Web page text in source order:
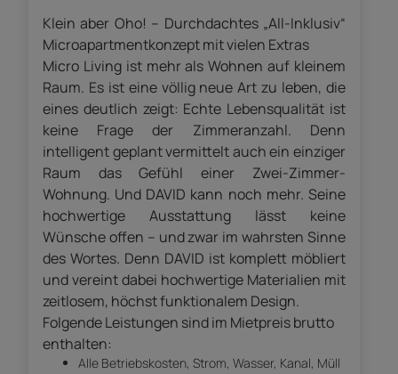
Klein aber Oho! – Durchdachtes „All-Inklusiv“
Microapartmentkonzept mit vielen Extras
Micro Living ist mehr als Wohnen auf kleinem
Raum. Es ist eine völlig neue Art zu leben, die
eines deutlich zeigt: Echte Lebensqualität ist
keine Frage der Zimmeranzahl. Denn
intelligent geplant vermittelt auch ein einziger
Raum das Gefühl einer Zwei-Zimmer-
Wohnung. Und DAVID kann noch mehr. Seine
hochwertige Ausstattung lässt keine
Wünsche offen – und zwar im wahrsten Sinne
des Wortes. Denn DAVID ist komplett möbliert
und vereint dabei hochwertige Materialien mit
zeitlosem, höchst funktionalem Design.
Folgende Leistungen sind im Mietpreis brutto
enthalten:
Alle Betriebskosten, Strom, Wasser, Kanal, Müll